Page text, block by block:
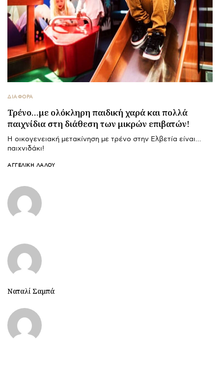
ΔΙΑΦΟΡΑ
Τρένο…με ολόκληρη παιδική χαρά και πολλά
παιχνίδια στη διάθεση των μικρών επιβατών!
Η οικογενειακή μετακίνηση με τρένο στην Ελβετία είναι…
παιχνιδάκι!
ΑΓΓΕΛΙΚΉ ΛΆΛΟΥ
Ναταλί Σαμπά